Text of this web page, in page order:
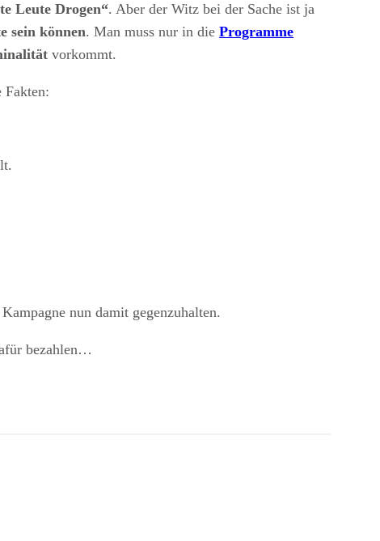
Leute Drogen“. Aber der Witz bei der Sache ist ja
sein können. Man muss nur in dieProgramme
vorkommt.
Fakten:
nun damit gegenzuhalten.
bezahlen…